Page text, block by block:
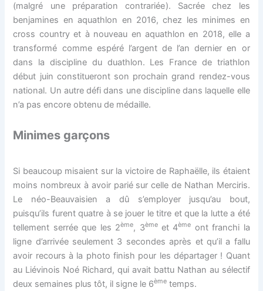
(malgré une préparation contrariée). Sacrée chez les
benjamines en aquathlon en 2016, chez les minimes en
cross country et à nouveau en aquathlon en 2018, elle a
transformé comme espéré l’argent de l’an dernier en or
dans la discipline du duathlon. Les France de triathlon
début juin constitueront son prochain grand rendez-vous
national. Un autre défi dans une discipline dans laquelle elle
n’a pas encore obtenu de médaille.
Minimes garçons
Si beaucoup misaient sur la victoire de Raphaëlle, ils étaient
moins nombreux à avoir parié sur celle de Nathan Merciris.
Le néo-Beauvaisien a dû s’employer jusqu’au bout,
puisqu’ils furent quatre à se jouer le titre et que la lutte a été
tellement serrée que les 2ème, 3èmeet 4ème ont franchi la
ligne d’arrivée seulement 3 secondes après et qu’il a fallu
avoir recours à la photo finish pour les départager ! Quant
au Liévinois Noé Richard, qui avait battu Nathan au sélectif
deux semaines plus tôt, il signe le 6ème temps.